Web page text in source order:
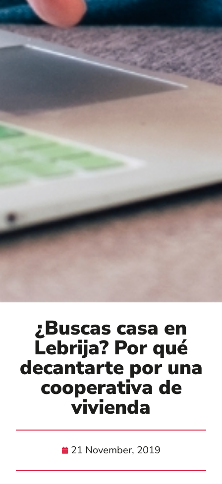
¿Buscas casa en
Lebrija? Por qué
decantarte por una
cooperativa de
vivienda
21 November, 2019